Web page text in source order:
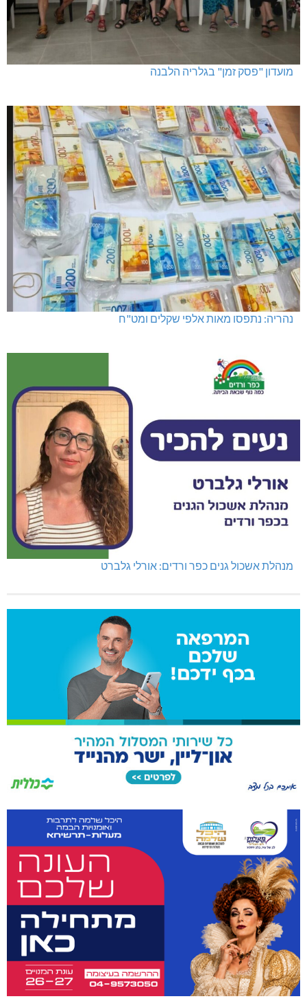
מועדון "פסק זמן" בגלריה הלבנה
נהריה: נתפסו מאות אלפי שקלים ומט"ח
מנהלת אשכול גנים כפר ורדים: אורלי גלברט